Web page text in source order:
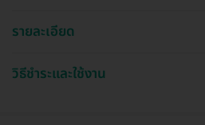
รายละเอียด
วิธีชำระและใช้งาน